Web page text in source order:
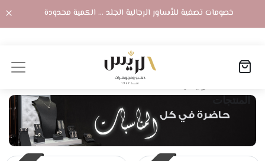
خصومات تصفية للأساور الرجالية الجلد ... الكمية محدودة×
الأصناف